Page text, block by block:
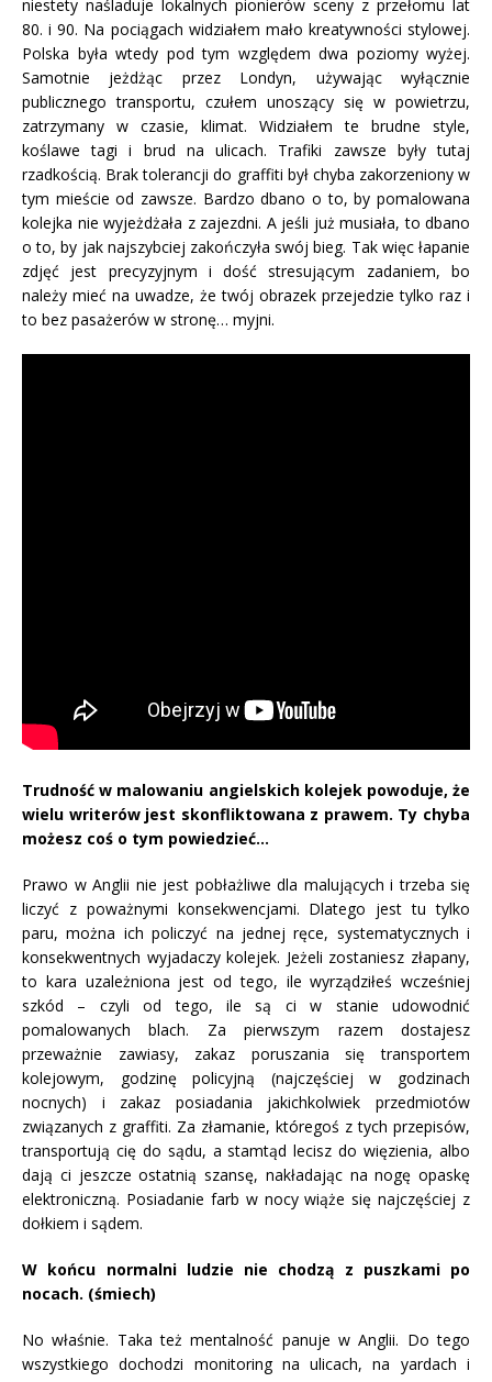
niestety naśladuje lokalnych pionierów sceny z przełomu lat
80. i 90. Na pociągach widziałem mało kreatywności stylowej.
Polska była wtedy pod tym względem dwa poziomy wyżej.
Samotnie jeżdżąc przez Londyn, używając wyłącznie
publicznego transportu, czułem unoszący się w powietrzu,
zatrzymany w czasie, klimat. Widziałem te brudne style,
koślawe tagi i brud na ulicach. Trafiki zawsze były tutaj
rzadkością. Brak tolerancji do graffiti był chyba zakorzeniony w
tym mieście od zawsze. Bardzo dbano o to, by pomalowana
kolejka nie wyjeżdżała z zajezdni. A jeśli już musiała, to dbano
o to, by jak najszybciej zakończyła swój bieg. Tak więc łapanie
zdjęć jest precyzyjnym i dość stresującym zadaniem, bo
należy mieć na uwadze, że twój obrazek przejedzie tylko raz i
to bez pasażerów w stronę… myjni.
Trudność w malowaniu angielskich kolejek powoduje, że
wielu writerów jest skonfliktowana z prawem. Ty chyba
możesz coś o tym powiedzieć…
Prawo w Anglii nie jest pobłażliwe dla malujących i trzeba się
liczyć z poważnymi konsekwencjami. Dlatego jest tu tylko
paru, można ich policzyć na jednej ręce, systematycznych i
konsekwentnych wyjadaczy kolejek. Jeżeli zostaniesz złapany,
to kara uzależniona jest od tego, ile wyrządziłeś wcześniej
szkód – czyli od tego, ile są ci w stanie udowodnić
pomalowanych blach. Za pierwszym razem dostajesz
przeważnie zawiasy, zakaz poruszania się transportem
kolejowym, godzinę policyjną (najczęściej w godzinach
nocnych) i zakaz posiadania jakichkolwiek przedmiotów
związanych z graffiti. Za złamanie, któregoś z tych przepisów,
transportują cię do sądu, a stamtąd lecisz do więzienia, albo
dają ci jeszcze ostatnią szansę, nakładając na nogę opaskę
elektroniczną. Posiadanie farb w nocy wiąże się najczęściej z
dołkiem i sądem.
W końcu normalni ludzie nie chodzą z puszkami po
nocach. (śmiech)
No właśnie. Taka też mentalność panuje w Anglii. Do tego
wszystkiego dochodzi monitoring na ulicach, na yardach i